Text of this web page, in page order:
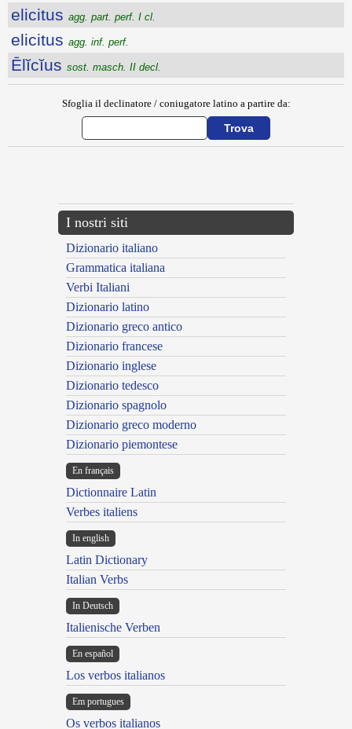
elicitus agg. part. perf. I cl.
elicitus agg. inf. perf.
Ēlĭcĭus sost. masch. II decl.
Sfoglia il declinatore / coniugatore latino a partire da:
I nostri siti
Dizionario italiano
Grammatica italiana
Verbi Italiani
Dizionario latino
Dizionario greco antico
Dizionario francese
Dizionario inglese
Dizionario tedesco
Dizionario spagnolo
Dizionario greco moderno
Dizionario piemontese
En français
Dictionnaire Latin
Verbes italiens
In english
Latin Dictionary
Italian Verbs
In Deutsch
Italienische Verben
En español
Los verbos italianos
Em portugues
Os verbos italianos